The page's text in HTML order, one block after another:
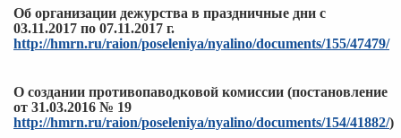
Об организации дежурства в праздничные дни с
03.11.2017 по 07.11.2017 г.
http://hmrn.ru/raion/poseleniya/nyalino/documents/155/47479/
О создании противопаводковой комиссии (постановление
от 31.03.2016 № 19
http://hmrn.ru/raion/poseleniya/nyalino/documents/154/41882/)